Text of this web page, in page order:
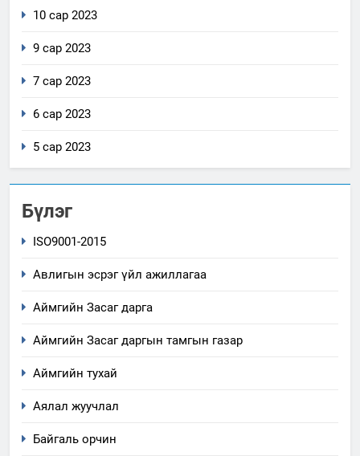
10 сар 2023
9 сар 2023
7 сар 2023
6 сар 2023
5 сар 2023
Бүлэг
ISO9001-2015
Авлигын эсрэг үйл ажиллагаа
Аймгийн Засаг дарга
Аймгийн Засаг даргын тамгын газар
Аймгийн тухай
Аялал жуучлал
Байгаль орчин